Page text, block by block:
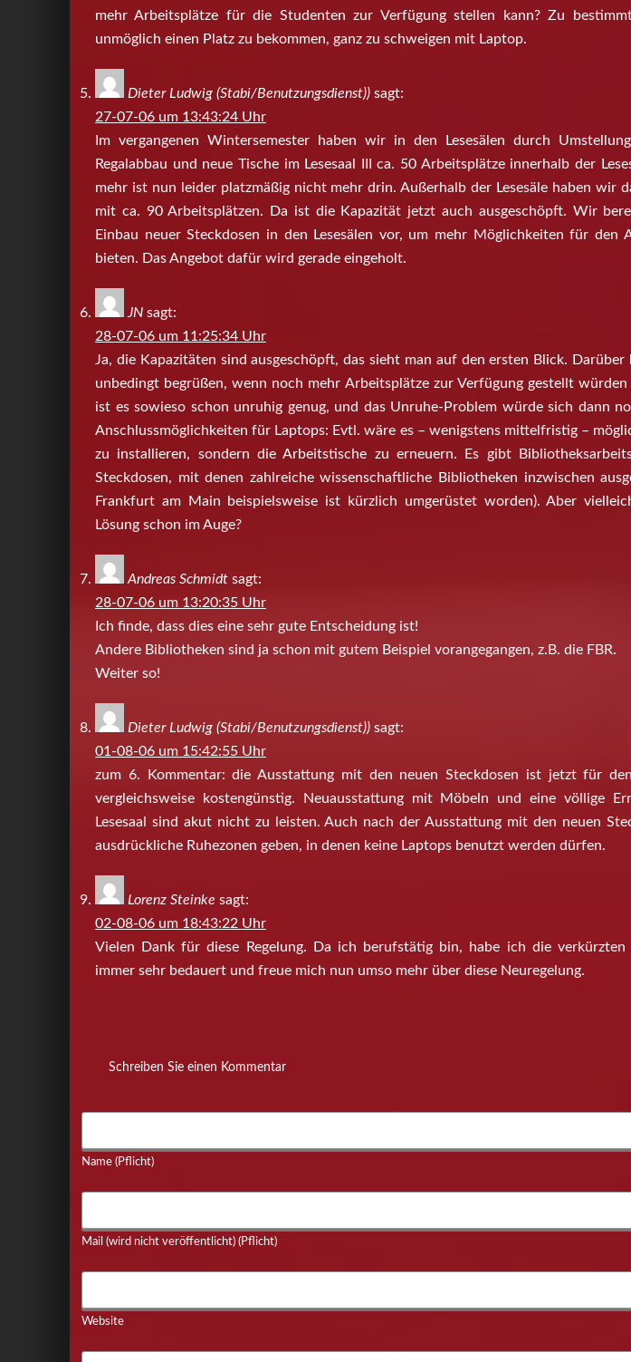
mehr Arbeitsplätze für die Studenten zur Verfügung stellen kann? Zu
unmöglich einen Platz zu bekommen, ganz zu schweigen mit Laptop.
Dieter Ludwig (Stabi/Benutzungsdienst)) sagt:
27-07-06 um 13:43:24 Uhr
Im vergangenen Wintersemester haben wir in den Lesesälen durch
Regalabbau und neue Tische im Lesesaal III ca. 50 Arbeitsplätze innerhalb der
mehr ist nun leider platzmäßig nicht mehr drin. Außerhalb der Lesesäle haben wir
mit ca. 90 Arbeitsplätzen. Da ist die Kapazität jetzt auch ausgeschöpft. Wir
Einbau neuer Steckdosen in den Lesesälen vor, um mehr Möglichkeiten für den
bieten. Das Angebot dafür wird gerade eingeholt.
JN sagt:
28-07-06 um 11:25:34 Uhr
Ja, die Kapazitäten sind ausgeschöpft, das sieht man auf den ersten Blick.
unbedingt begrüßen, wenn noch mehr Arbeitsplätze zur Verfügung gestellt würden
ist es sowieso schon unruhig genug, und das Unruhe-Problem würde sich dann
Anschlussmöglichkeiten für Laptops: Evtl. wäre es – wenigstens mittelfristig –
zu installieren, sondern die Arbeitstische zu erneuern. Es gibt
Steckdosen, mit denen zahlreiche wissenschaftliche Bibliotheken inzwischen
Frankfurt am Main beispielsweise ist kürzlich umgerüstet worden). Aber
Lösung schon im Auge?
Andreas Schmidt sagt:
28-07-06 um 13:20:35 Uhr
Ich finde, dass dies eine sehr gute Entscheidung ist!
Andere Bibliotheken sind ja schon mit gutem Beispiel vorangegangen, z.B. die FBR.
Weiter so!
Dieter Ludwig (Stabi/Benutzungsdienst)) sagt:
01-08-06 um 15:42:55 Uhr
zum 6. Kommentar: die Ausstattung mit den neuen Steckdosen ist jetzt für
vergleichsweise kostengünstig. Neuausstattung mit Möbeln und eine völlige
Lesesaal sind akut nicht zu leisten. Auch nach der Ausstattung mit den neuen
ausdrückliche Ruhezonen geben, in denen keine Laptops benutzt werden dürfen.
Lorenz Steinke sagt:
02-08-06 um 18:43:22 Uhr
Vielen Dank für diese Regelung. Da ich berufstätig bin, habe ich die verkürzten
immer sehr bedauert und freue mich nun umso mehr über diese Neuregelung.
Schreiben Sie einen Kommentar
Name (Pflicht)
Mail (wird nicht veröffentlicht) (Pflicht)
Website